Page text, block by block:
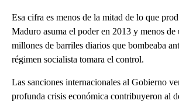
Esa cifra es menos de la mitad de lo que
Maduro asuma el poder en 2013 y menos
millones de barriles diarios que bombeaba
régimen socialista tomara el control.
Las sanciones internacionales al Gobierno
profunda crisis económica contribuyeron al